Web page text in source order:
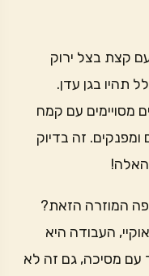
קצת בצל ירוק
תהיו בגן עדן.
מסויימים עם קמח
זה בדיוק
המוזרה הזאת?
העבודה היא
עם מסיכה, גם זה לא